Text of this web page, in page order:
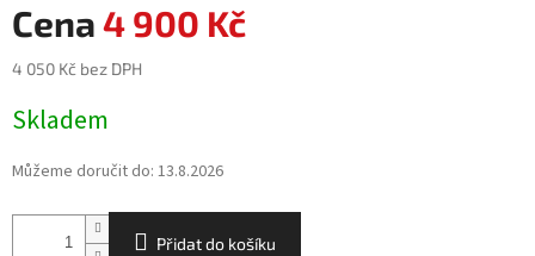
4 900 Kč
4 050 Kč bez DPH
cena:
Skladem
Můžeme doručit do: 13.8.2026
Přidat do košíku